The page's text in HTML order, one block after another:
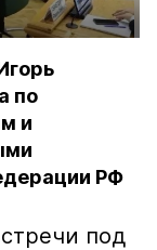
по
и
РФ
под